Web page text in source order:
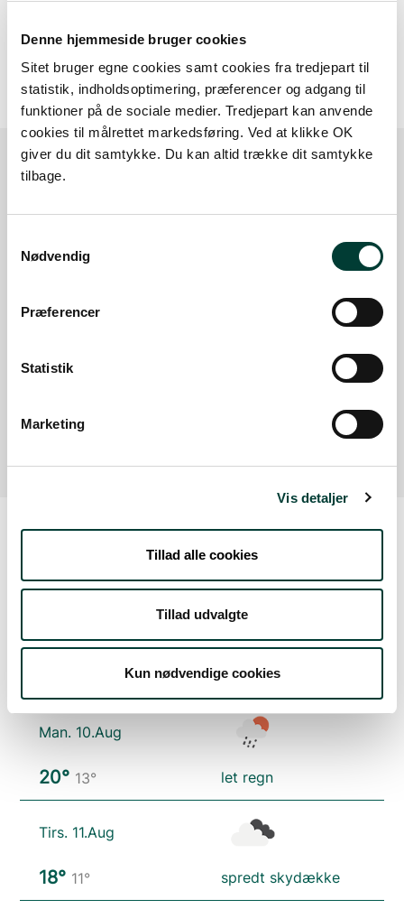
Denne hjemmeside bruger cookies
Sitet bruger egne cookies samt cookies fra tredjepart til
statistik, indholdsoptimering, præferencer og adgang til
funktioner på de sociale medier. Tredjepart kan anvende
cookies til målrettet markedsføring. Ved at klikke OK
giver du dit samtykke. Du kan altid trække dit samtykke
tilbage.
Nødvendig
Præferencer
Statistik
Marketing
Vis detaljer
Tillad alle cookies
Tillad udvalgte
Kun nødvendige cookies
20 m
Parkering
af faciliteten.
skydække
Man. 10.Aug
20° 13° let regn
Tirs. 11.Aug
18° 11° spredt skydække